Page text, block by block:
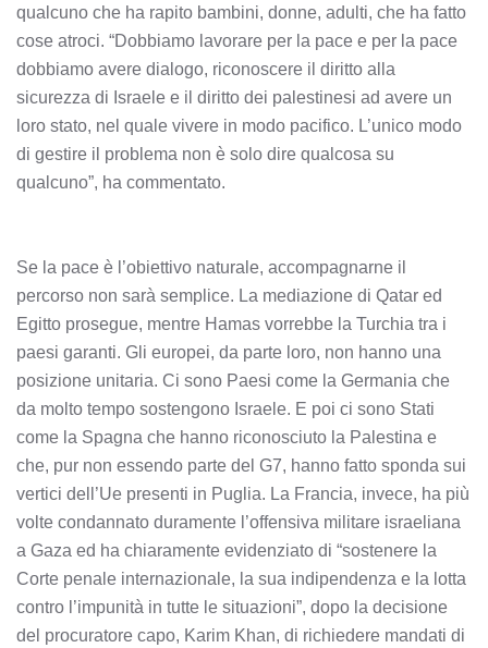
qualcuno che ha rapito bambini, donne, adulti, che ha fatto
cose atroci. “Dobbiamo lavorare per la pace e per la pace
dobbiamo avere dialogo, riconoscere il diritto alla
sicurezza di Israele e il diritto dei palestinesi ad avere un
loro stato, nel quale vivere in modo pacifico. L’unico modo
di gestire il problema non è solo dire qualcosa su
qualcuno”, ha commentato.
Se la pace è l’obiettivo naturale, accompagnarne il
percorso non sarà semplice. La mediazione di Qatar ed
Egitto prosegue, mentre Hamas vorrebbe la Turchia tra i
paesi garanti. Gli europei, da parte loro, non hanno una
posizione unitaria. Ci sono Paesi come la Germania che
da molto tempo sostengono Israele. E poi ci sono Stati
come la Spagna che hanno riconosciuto la Palestina e
che, pur non essendo parte del G7, hanno fatto sponda sui
vertici dell’Ue presenti in Puglia. La Francia, invece, ha più
volte condannato duramente l’offensiva militare israeliana
a Gaza ed ha chiaramente evidenziato di “sostenere la
Corte penale internazionale, la sua indipendenza e la lotta
contro l’impunità in tutte le situazioni”, dopo la decisione
del procuratore capo, Karim Khan, di richiedere mandati di